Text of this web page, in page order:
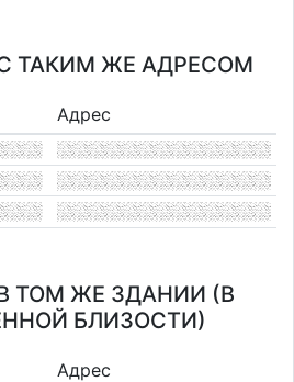
ТАКИМ ЖЕ АДРЕСОМ
Адрес
ТОМ ЖЕ ЗДАНИИ (В
БЛИЗОСТИ)
Адрес